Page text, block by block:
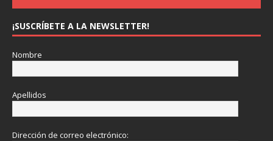
¡SUSCRÍBETE A LA NEWSLETTER!
Nombre
Apellidos
Dirección de correo electrónico: